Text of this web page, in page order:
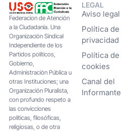
Federacion de Atención
a la Ciudadanía. Una
Organización Sindical
Independiente de los
Partidos políticos,
Gobierno,
Administración Pública u
otras Instituciones; una
Organización Pluralista,
con profundo respeto a
las convicciones
políticas, filosóficas,
religiosas, o de otra
LEGAL
Aviso legal
Política de
privacidad
Política de
cookies
Canal del
Informante